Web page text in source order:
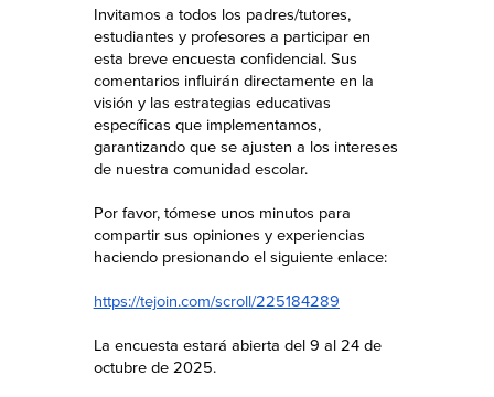
Invitamos a todos los padres/tutores,
estudiantes y profesores a participar en
esta breve encuesta confidencial. Sus
comentarios influirán directamente en la
visión y las estrategias educativas
específicas que implementamos,
garantizando que se ajusten a los intereses
de nuestra comunidad escolar.
Por favor, tómese unos minutos para
compartir sus opiniones y experiencias
haciendo presionando el siguiente enlace:
https://tejoin.com/scroll/225184289
La encuesta estará abierta del 9 al 24 de
octubre de 2025.